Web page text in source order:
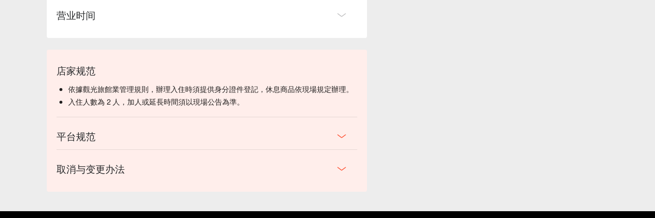
营业时间
店家规范
依據觀光旅館業管理規則，辦理入住時須提供身分證件登記，休息商品依現場規定辦理。
入住人數為 2 人，加人或延長時間須以現場公告為準。
平台规范
取消与变更办法